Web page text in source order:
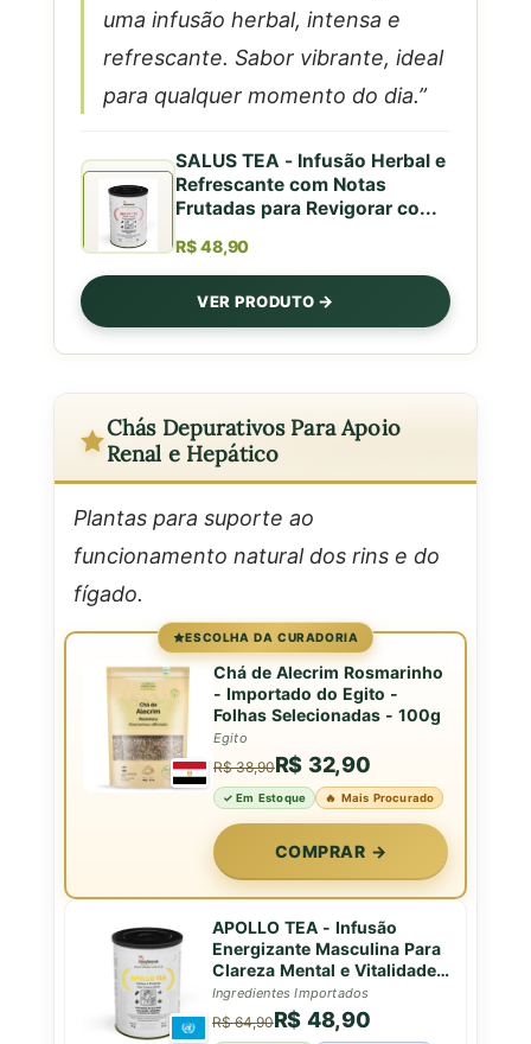
uma infusão herbal, intensa e
refrescante. Sabor vibrante, ideal
para qualquer momento do dia.”
SALUS TEA - Infusão Herbal e
Refrescante com Notas
Frutadas para Revigorar co...
R$ 48,90
VER PRODUTO
Chás Depurativos Para Apoio
Renal e Hepático
Plantas para suporte ao
funcionamento natural dos rins e do
fígado.
ESCOLHA DA CURADORIA
Chá de Alecrim Rosmarinho
- Importado do Egito -
Folhas Selecionadas - 100g
Egito
R$ 38,90R$ 32,90
✓ Em Estoque 🔥 Mais Procurado
COMPRAR →
APOLLO TEA - Infusão
Energizante Masculina Para
Clareza Mental e Vitalidade -
Lata - 50g
Ingredientes Importados
R$ 64,90R$ 48,90